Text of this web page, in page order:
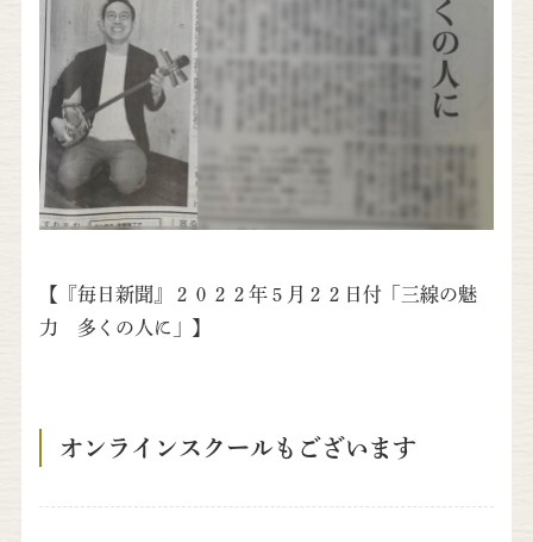
【『毎日新聞』２０２２年５月２２日付「三線の魅
力 多くの人に」】
オンラインスクールもございます